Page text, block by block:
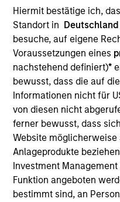
Hiermit bestätige ich,
Standort in Deutschland
besuche, auf eigene
Voraussetzungen eines
nachstehend definiert)*
bewusst, dass die auf
Informationen nicht für
von diesen nicht
ferner bewusst, dass
Website
Anlageprodukte
Investment
Funktion angeboten
bestimmt sind, an
17 Years
Varun Mehta is an
Stanley Investment
head of Sustainability
joined from the Morgan
Finance (GSF) team
experience. During his
digital platform for
firm’s institutional and
Prior to that, Varun
at Eze Software where